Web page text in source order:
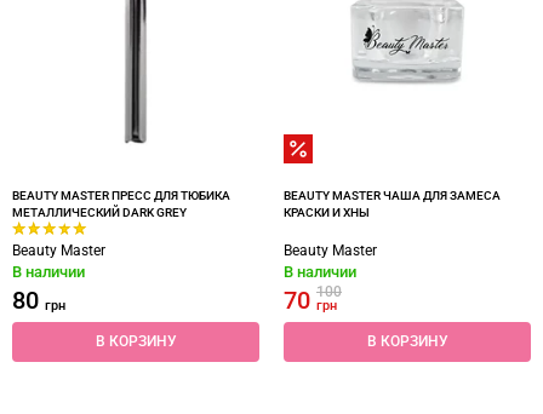
BEAUTY MASTER ПРЕСС ДЛЯ ТЮБИКА
МЕТАЛЛИЧЕСКИЙ DARK GREY
Beauty Master
В наличии
80 грн
В КОРЗИНУ
BEAUTY MASTER ЧАША ДЛЯ ЗАМЕСА
КРАСКИ И ХНЫ
Beauty Master
В наличии
70 100
грн
В КОРЗИНУ